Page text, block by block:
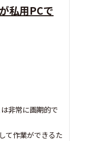
私用PCで
非常に画期的で
て作業ができるた